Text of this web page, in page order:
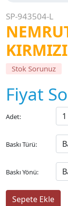
SP-943504-L
Stok Sorunuz
Fiyat
Adet:
Baskı Türü:
Baskı Yönü: